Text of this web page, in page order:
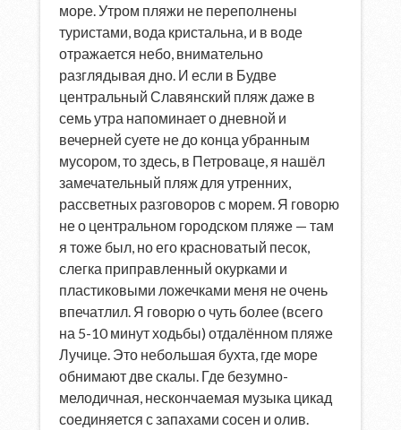
море. Утром пляжи не переполнены
туристами, вода кристальна, и в воде
отражается небо, внимательно
разглядывая дно. И если в Будве
центральный Славянский пляж даже в
семь утра напоминает о дневной и
вечерней суете не до конца убранным
мусором, то здесь, в Петроваце, я нашёл
замечательный пляж для утренних,
рассветных разговоров с морем. Я говорю
не о центральном городском пляже — там
я тоже был, но его красноватый песок,
слегка приправленный окурками и
пластиковыми ложечками меня не очень
впечатлил. Я говорю о чуть более (всего
на 5-10 минут ходьбы) отдалённом пляже
Лучице. Это небольшая бухта, где море
обнимают две скалы. Где безумно-
мелодичная, нескончаемая музыка цикад
соединяется с запахами сосен и олив.